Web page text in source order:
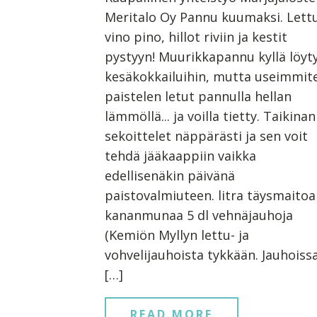
Meritalo Oy Pannu kuumaksi.
vino pino, hillot riviin ja kestit
pystyyn! Muurikkapannu kyllä
kesäkokkailuihin, mutta
paistelen letut pannulla hellan
lämmöllä... ja voilla tietty. Taikinan
sekoittelet näppärästi ja sen voit
tehdä jääkaappiin vaikka
edellisenäkin päivänä
paistovalmiuteen. litra
kananmunaa 5 dl vehnäjauhoja
(Kemiön Myllyn lettu- ja
vohvelijauhoista tykkään.
[…]